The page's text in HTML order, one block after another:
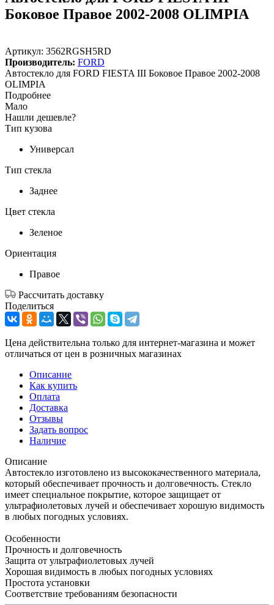
Боковое Правое 2002-2008 OLIMPIA
Артикул: 3562RGSH5RD
Производитель: FORD
Автостекло для FORD FIESTA III Боковое Правое 2002-2008
OLIMPIA
Подробнее
Мало
Нашли дешевле?
Тип кузова
Универсал
Тип стекла
Заднее
Цвет стекла
Зеленое
Ориентация
Правое
Рассчитать доставку
Поделиться
Цена действительна только для интернет-магазина и может
отличаться от цен в розничных магазинах
Описание
Как купить
Оплата
Доставка
Отзывы
Задать вопрос
Наличие
Описание
Автостекло изготовлено из высококачественного материала,
который обеспечивает прочность и долговечность. Стекло
имеет специальное покрытие, которое защищает от
ультрафиолетовых лучей и обеспечивает хорошую видимость
в любых погодных условиях.
Особенности
Прочность и долговечность
Защита от ультрафиолетовых лучей
Хорошая видимость в любых погодных условиях
Простота установки
Соответствие требованиям безопасности